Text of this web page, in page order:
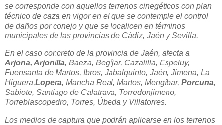
se corresponde con aquellos terrenos cinegéticos con plan
técnico de caza en vigor en el que se contemple el control
de daños por conejo y que se localicen en términos
municipales de las provincias de Cádiz, Jaén y Sevilla.
En el caso concreto de la provincia de Jaén, afecta a
Arjona, Arjonilla, Baeza, Begíjar, Cazalilla, Espeluy,
Fuensanta de Martos, Ibros, Jabalquinto, Jaén, Jimena, La
Higuera,Lopera, Mancha Real, Martos, Mengíbar, Porcuna,
Sabiote, Santiago de Calatrava, Torredonjimeno,
Torreblascopedro, Torres, Úbeda y Villatorres.
Los medios de captura que podrán aplicarse en los terrenos